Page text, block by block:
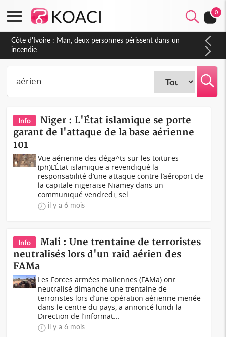
0
Côte d'Ivoire : Séileu, la célébration de la fête nationale
transformée en vaste campagne contre les produits
dépigmentants dangereux
Info
Niger : L'État islamique se porte
garant de l'attaque de la base aérienne
101
Vue aérienne des déga^ts sur les toitures
(ph)L’État islamique a revendiqué la
responsabilité d’une attaque contre l’aéroport de
la capitale nigeraise Niamey dans un
communiqué vendredi, sel...
il y a 6 mois
Info
Mali : Une trentaine de terroristes
neutralisés lors d'un raid aérien des
FAMa
Les Forces armées maliennes (FAMa) ont
neutralisé dimanche une trentaine de
terroristes lors d’une opération aérienne menée
dans le centre du pays, a annoncé lundi la
Direction de l’informat...
il y a 6 mois